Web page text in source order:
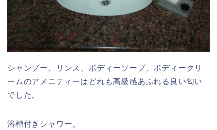
シャンプー、リンス、ボディーソープ、ボディークリ
ームのアメニティーはどれも高級感あふれる良い匂い
でした。
浴槽付きシャワー。